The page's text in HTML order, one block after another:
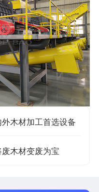
木材加工首选设备
木材变废为宝